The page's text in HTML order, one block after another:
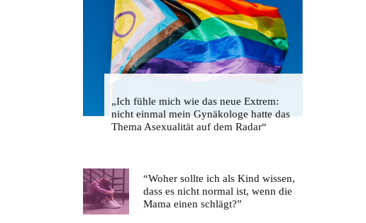
„Ich fühle mich wie das neue Extrem:
nicht einmal mein Gynäkologe hatte das
Thema Asexualität auf dem Radar“
“Woher sollte ich als Kind wissen,
dass es nicht normal ist, wenn die
Mama einen schlägt?”